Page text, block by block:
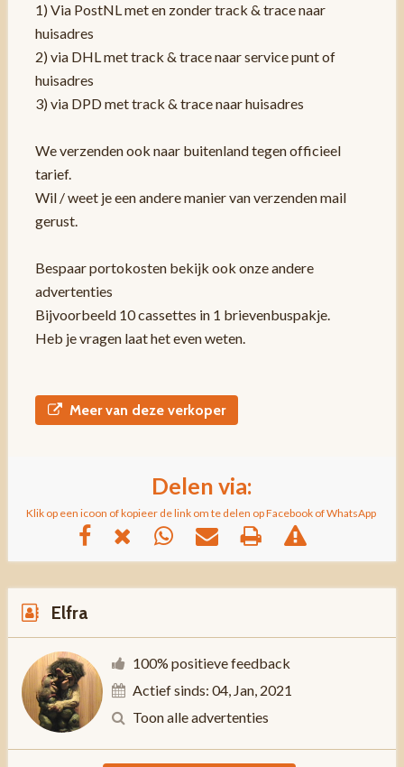
1) Via PostNL met en zonder track & trace naar
huisadres
2) via DHL met track & trace naar service punt of
huisadres
3) via DPD met track & trace naar huisadres
We verzenden ook naar buitenland tegen officieel
tarief.
Wil / weet je een andere manier van verzenden mail
gerust.
Bespaar portokosten bekijk ook onze andere
advertenties
Bijvoorbeeld 10 cassettes in 1 brievenbuspakje.
Heb je vragen laat het even weten.
Meer van deze verkoper
Delen via:
Klik op een icoon of kopieer de link om te delen op Facebook of WhatsApp
Elfra
100% positieve feedback
Actief sinds: 04, Jan, 2021
Toon alle advertenties